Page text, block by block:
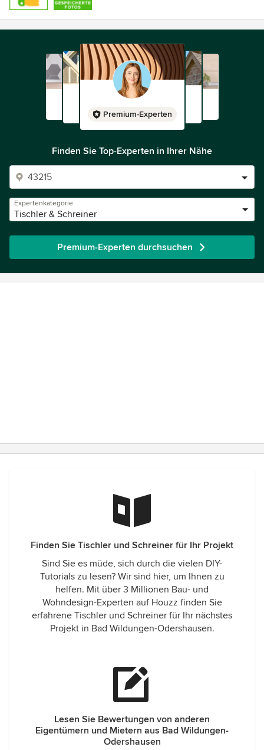
Premium-Experten
Finden Sie Top-Experten in Ihrer Nähe
Expertenkategorie
Tischler & Schreiner
Premium-Experten durchsuchen
Finden Sie Tischler und Schreiner für Ihr Projekt
Sind Sie es müde, sich durch die vielen DIY-
Tutorials zu lesen? Wir sind hier, um Ihnen zu
helfen. Mit über 3 Millionen Bau- und
Wohndesign-Experten auf Houzz finden Sie
erfahrene Tischler und Schreiner für Ihr nächstes
Projekt in Bad Wildungen-Odershausen.
Lesen Sie Bewertungen von anderen
Eigentümern und Mietern aus Bad Wildungen-
Odershausen